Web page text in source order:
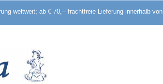
weltweit; ab € 70,-- frachtfreie Lieferung innerhalb